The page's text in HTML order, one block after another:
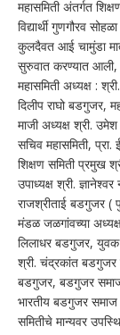
महासमिती अंतर्गत
विद्यार्थी गुणगौरव
कुलदैवत आई चामुंडा
सुरुवात करण्यात आली,
महासमिती अध्यक्ष :
दिलीप राघो बडगुजर,
माजी अध्यक्ष श्री.
सचिव महासमिती,
शिक्षण समिती प्रमुख
उपाध्यक्ष श्री.
राजश्रीताई बडगुजर
मंडळ जळगांवच्या
लिलाधर बडगुजर,
श्री. चंद्रकांत बडगुजर
बडगुजर, बडगुजर
भारतीय बडगुजर समाज
समितीचे मान्यवर